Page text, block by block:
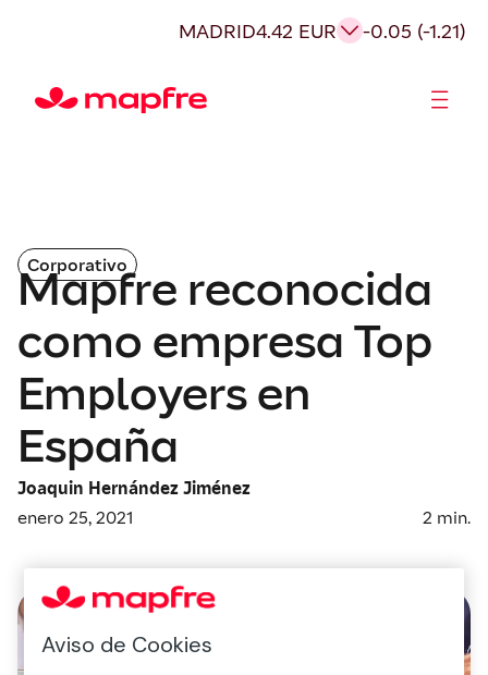
MADRID4.42 EUR -0.05 (-1.21)
Corporativo
Mapfre reconocida
como empresa Top
Employers en
España
Joaquin Hernández Jiménez
enero 25, 2021
2 min.
Aviso de Cookies